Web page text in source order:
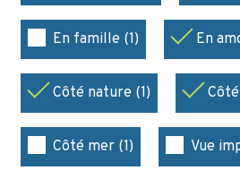
En famille (1) En
Côté nature (1)
Côté mer (1) Vue